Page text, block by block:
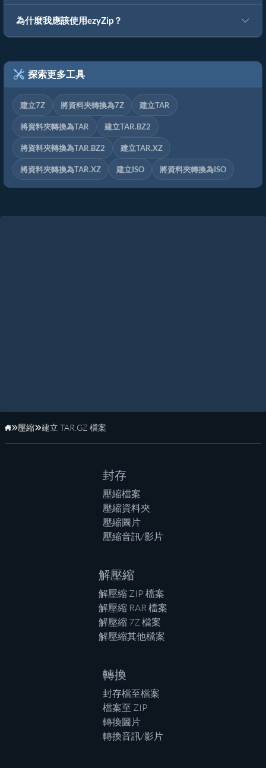
為什麼我應該使用ezyZip？
探索更多工具
建立7Z 將資料夾轉換為7Z 建立TAR
將資料夾轉換為TAR 建立TAR.BZ2
將資料夾轉換為TAR.BZ2 建立TAR.XZ
將資料夾轉換為TAR.XZ 建立ISO 將資料夾轉換為ISO
首頁
壓縮 建立 TAR.GZ 檔案
封存
壓縮檔案
壓縮資料夾
壓縮圖片
壓縮音訊/影片
解壓縮
解壓縮 ZIP 檔案
解壓縮 RAR 檔案
解壓縮 7Z 檔案
解壓縮其他檔案
轉換
封存檔至檔案
檔案至 ZIP
轉換圖片
轉換音訊/影片